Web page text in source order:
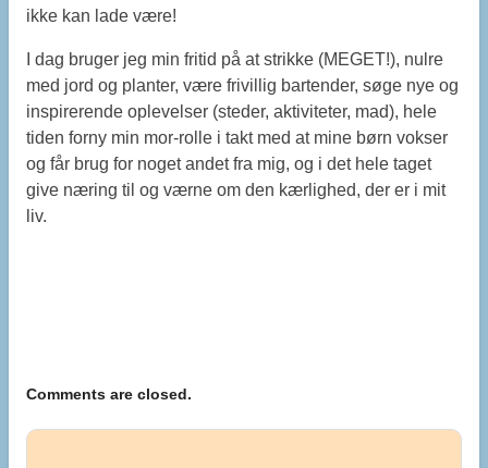
ikke kan lade være!
I dag bruger jeg min fritid på at strikke (MEGET!), nulre
med jord og planter, være frivillig bartender, søge nye og
inspirerende oplevelser (steder, aktiviteter, mad), hele
tiden forny min mor-rolle i takt med at mine børn vokser
og får brug for noget andet fra mig, og i det hele taget
give næring til og værne om den kærlighed, der er i mit
liv.
Comments are closed.